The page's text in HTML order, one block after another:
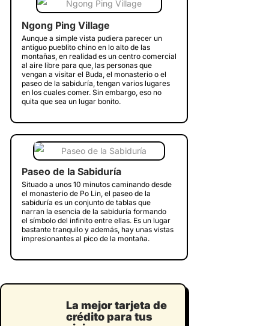
Ngong Ping Village
Aunque a simple vista pudiera parecer un
antiguo pueblito chino en lo alto de las
montañas, en realidad es un centro comercial
al aire libre para que, las personas que
vengan a visitar el Buda, el monasterio o el
paseo de la sabiduría, tengan varios lugares
en los cuales comer. Sin embargo, eso no
quita que sea un lugar bonito.
Paseo de la Sabiduría
Situado a unos 10 minutos caminando desde
el monasterio de Po Lin, el paseo de la
sabiduría es un conjunto de tablas que
narran la esencia de la sabiduría formando
el símbolo del infinito entre ellas. Es un lugar
bastante tranquilo y además, hay unas vistas
impresionantes al pico de la montaña.
La mejor tarjeta de
crédito para tus